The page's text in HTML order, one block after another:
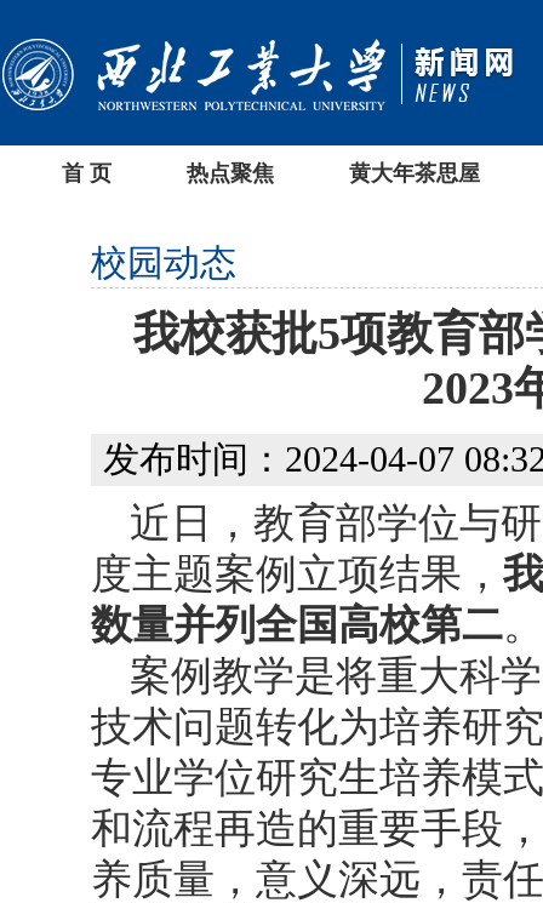
首 页 热点聚焦 黄大年茶思屋
校园动态
我校获批5项教育
2023
发布时间：2024-04-07
近日，教育部学位与
度主题案例立项结果，
数量并列全国高校第二。
案例教学是将重大科
技术问题转化为培养研
专业学位研究生培养模
和流程再造的重要手段
养质量，意义深远，责